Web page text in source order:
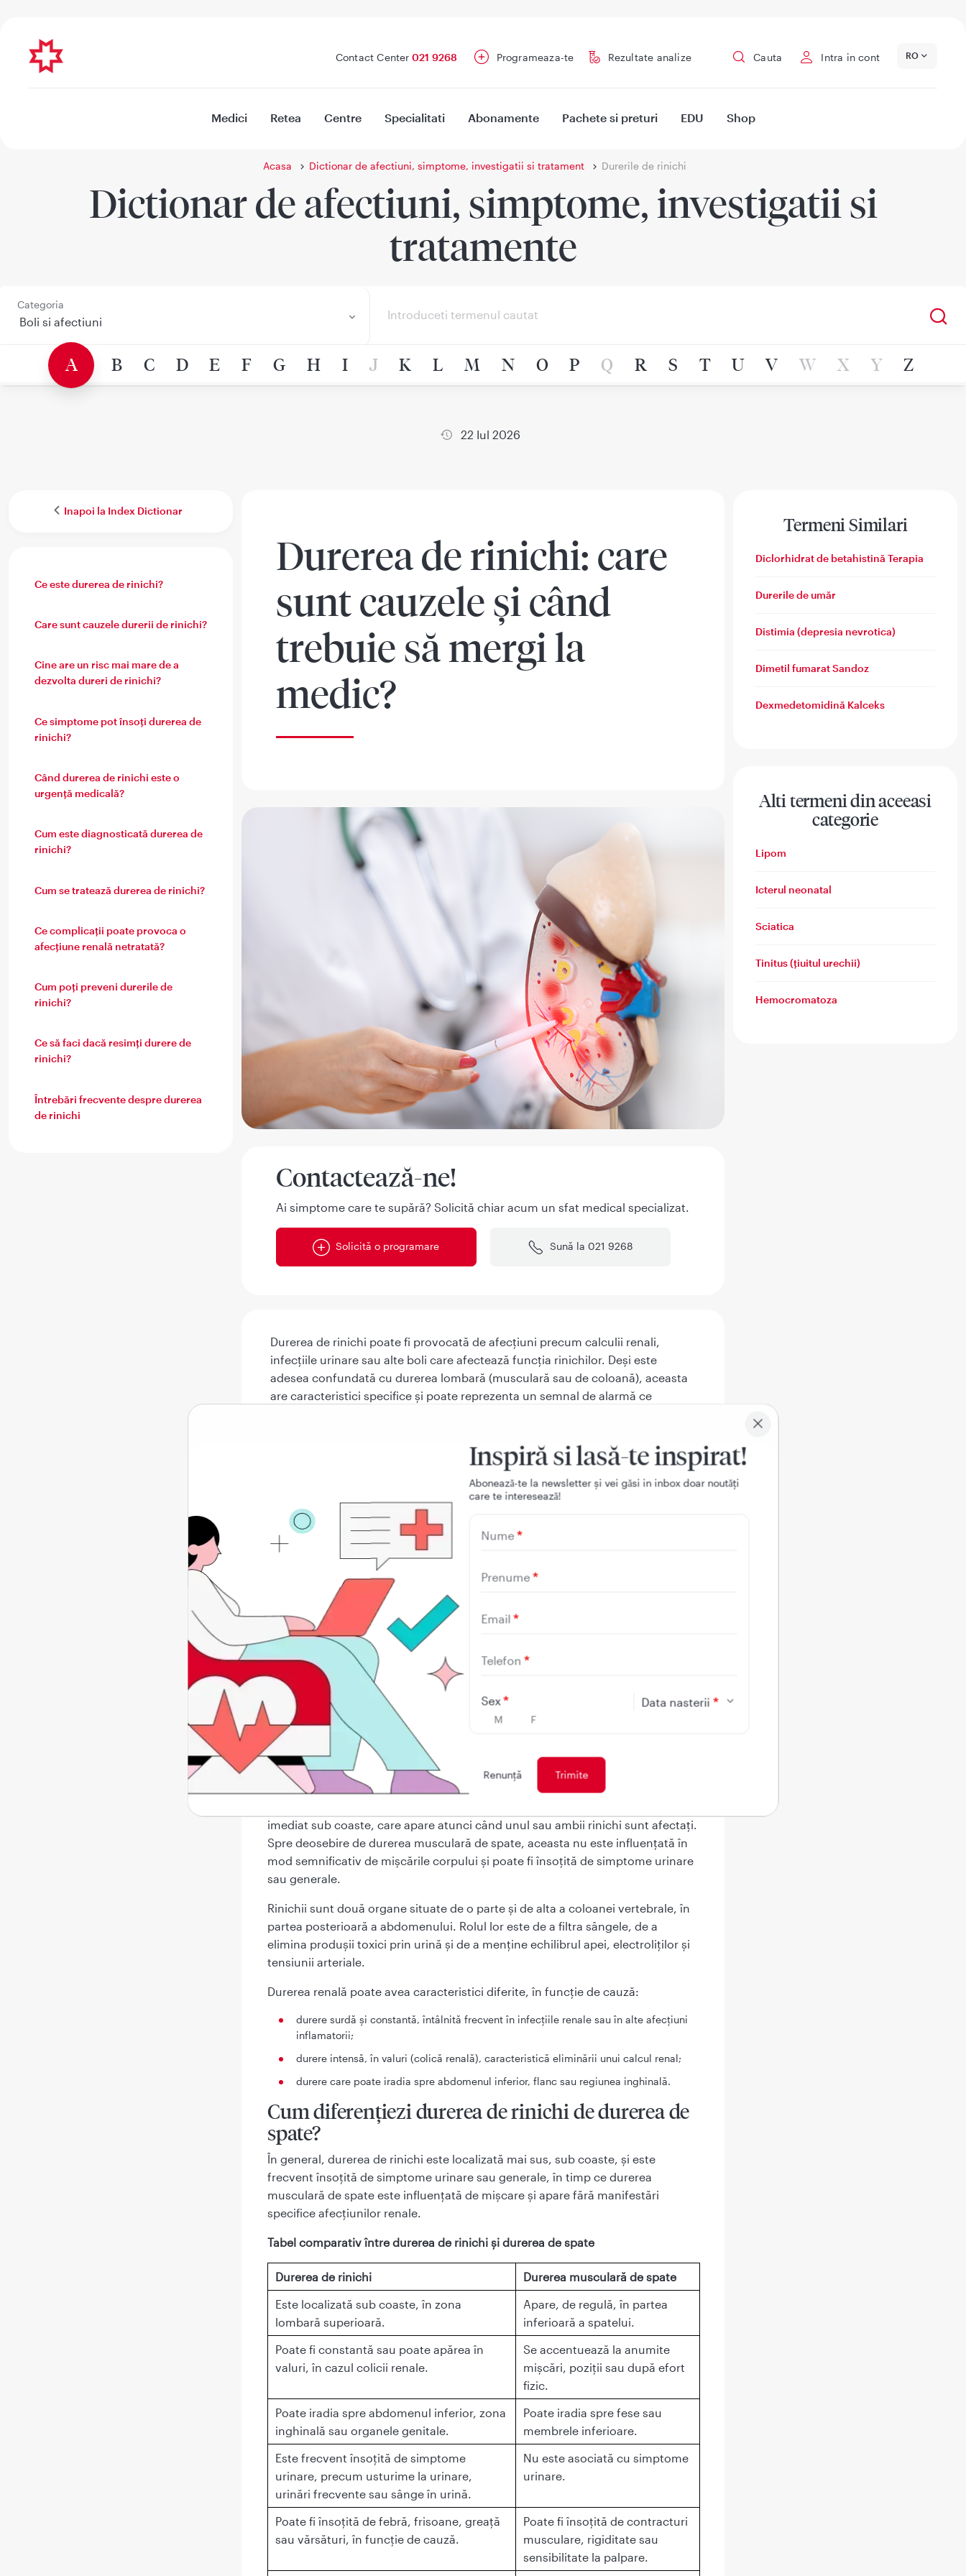
Contact Center 021 9268 Programeaza-te Rezultate analize Cauta Intra in cont RO
Medici Retea Centre Specialitati Abonamente Pachete si preturi EDU Shop
Acasa Dictionar de afectiuni, simptome, investigatii si tratament Durerile de rinichi
Dictionar de afectiuni, simptome, investigatii si
tratamente
Categoria
A B C D E F G H I J K L M N O P Q R S T U V W X Y Z
22 Iul 2026
Inapoi la Index Dictionar
Ce este durerea de rinichi?
Care sunt cauzele durerii de rinichi?
Cine are un risc mai mare de a
dezvolta dureri de rinichi?
Ce simptome pot însoți durerea de
rinichi?
Când durerea de rinichi este o
urgență medicală?
Cum este diagnosticată durerea de
rinichi?
Cum se tratează durerea de rinichi?
Ce complicații poate provoca o
afecțiune renală netratată?
Cum poți preveni durerile de
rinichi?
Ce să faci dacă resimți durere de
rinichi?
Întrebări frecvente despre durerea
de rinichi
Durerea de rinichi: care
sunt cauzele și când
trebuie să mergi la
medic?
Contactează-ne!
Ai simptome care te supără? Solicită chiar acum un sfat medical specializat.
Solicită o programare Sună la 021 9268
Durerea de rinichi poate fi provocată de afecțiuni precum calculii renali,
infecțiile urinare sau alte boli care afectează funcția rinichilor. Deși este
adesea confundată cu durerea lombară (musculară sau de coloană), aceasta
are caracteristici specifice și poate reprezenta un semnal de alarmă ce
Ce trebuie să știi acum despre durerea de rinichi:
Durerea de rinichi este localizată, de regulă, sub coaste, în partea din spate a
trunchiului, pe una sau pe ambele părți ale coloanei vertebrale.
Investigațiile recomandate includ analize de sânge și urină, precum și ecografia
sau tomografia computerizată.
Tratamentul diferă în funcție de cauza durerii și poate include medicamente,
proceduri urologice sau intervenții chirurgicale.
Unele simptome, precum febra asociată cu durerea de rinichi, imposibilitatea de a
urina sau colica renală severă, reprezintă urgențe medicale.
Descoperă în cele ce urmează cum se diagnostichează durerea de rinichi și ce
tratament există la REGINA MARIA, lider în calitatea serviciilor medicale.
Ce este durerea de rinichi?
imediat sub coaste, care apare atunci când unul sau ambii rinichi sunt afectați.
Spre deosebire de durerea musculară de spate, aceasta nu este influențată în
mod semnificativ de mișcările corpului și poate fi însoțită de simptome urinare
sau generale.
Rinichii sunt două organe situate de o parte și de alta a coloanei vertebrale, în
partea posterioară a abdomenului. Rolul lor este de a filtra sângele, de a
elimina produșii toxici prin urină și de a menține echilibrul apei, electroliților și
tensiunii arteriale.
Durerea renală poate avea caracteristici diferite, în funcție de cauză:
durere surdă și constantă, întâlnită frecvent în infecțiile renale sau în alte afecțiuni
inflamatorii;
durere intensă, în valuri (colică renală), caracteristică eliminării unui calcul renal;
durere care poate iradia spre abdomenul inferior, flanc sau regiunea inghinală.
Cum diferențiezi durerea de rinichi de durerea de
spate?
În general, durerea de rinichi este localizată mai sus, sub coaste, și este
frecvent însoțită de simptome urinare sau generale, în timp ce durerea
musculară de spate este influențată de mișcare și apare fără manifestări
specifice afecțiunilor renale.
Tabel comparativ între durerea de rinichi și durerea de spate
Durerea de rinichi
Durerea musculară de spate
Este localizată sub coaste, în zona
lombară superioară.
Apare, de regulă, în partea
inferioară a spatelui.
Poate fi constantă sau poate apărea în
valuri, în cazul colicii renale.
Se accentuează la anumite
mișcări, poziții sau după efort
fizic.
Poate iradia spre abdomenul inferior, zona
inghinală sau organele genitale.
Poate iradia spre fese sau
membrele inferioare.
Este frecvent însoțită de simptome
urinare, precum usturime la urinare,
urinări frecvente sau sânge în urină.
Nu este asociată cu simptome
urinare.
Poate fi însoțită de febră, frisoane, greață
sau vărsături, în funcție de cauză.
Poate fi însoțită de contracturi
musculare, rigiditate sau
sensibilitate la palpare.
Inspiră si lasă-te inspirat!
Aboneazǎ-te la newsletter și vei gǎsi in inbox doar noutǎți
care te intereseazǎ!
Nume
Prenume
Email
Telefon
Sex
M F
Data nasterii
Renunţă
Termeni Similari
Diclorhidrat de betahistină Terapia
Durerile de umăr
Distimia (depresia nevrotica)
Dimetil fumarat Sandoz
Dexmedetomidină Kalceks
Alti termeni din aceeasi
categorie
Lipom
Icterul neonatal
Sciatica
Tinitus (țiuitul urechii)
Hemocromatoza